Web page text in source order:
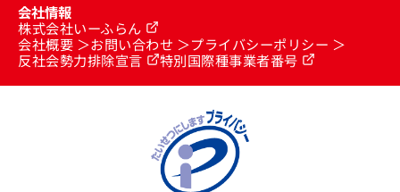
会社情報
株式会社いーふらん
会社概要
お問い合わせ
プライバシーポリシー
反社会勢力排除宣言
特別国際種事業者番号